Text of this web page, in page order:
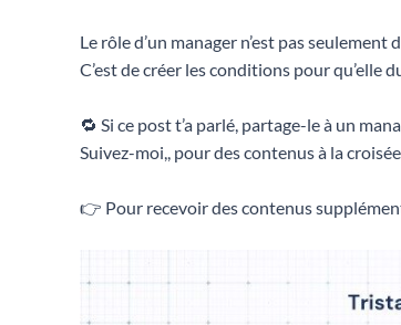
Le rôle d’un manager n’est pas
C’est de créer les conditions pour qu’elle
🔁 Si ce post t’a parlé, partage-le à un
Suivez-moi,, pour des contenus à la
👉 Pour recevoir des contenus